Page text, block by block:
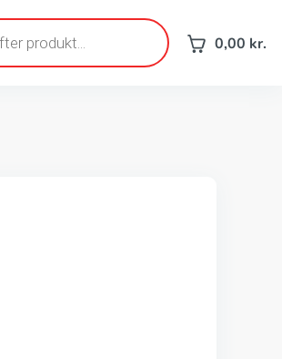
0,00 kr.